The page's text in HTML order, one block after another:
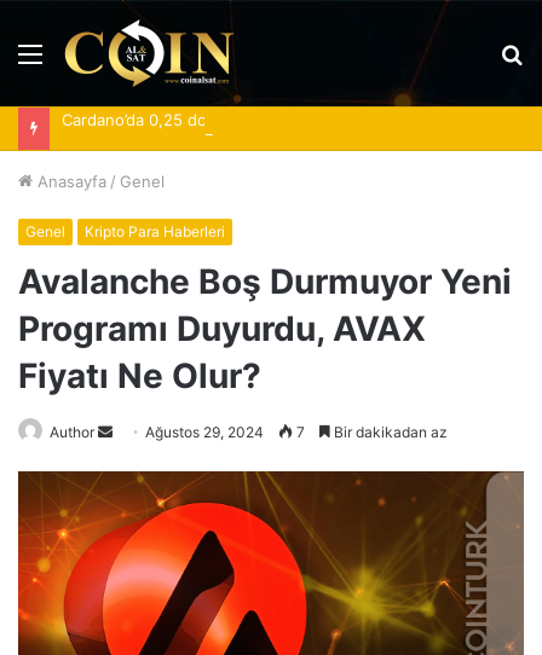
Menü
Anasayfa / Genel
Genel Kripto Para Haberleri
Avalanche Boş Durmuyor Yeni
Programı Duyurdu, AVAX
Fiyatı Ne Olur?
Author
Bir
posta
göndermek
Ağustos 29, 2024 7 Bir dakikadan az